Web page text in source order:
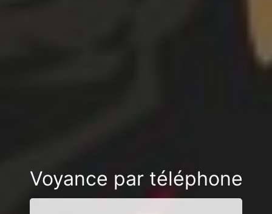
Voyance par téléphone